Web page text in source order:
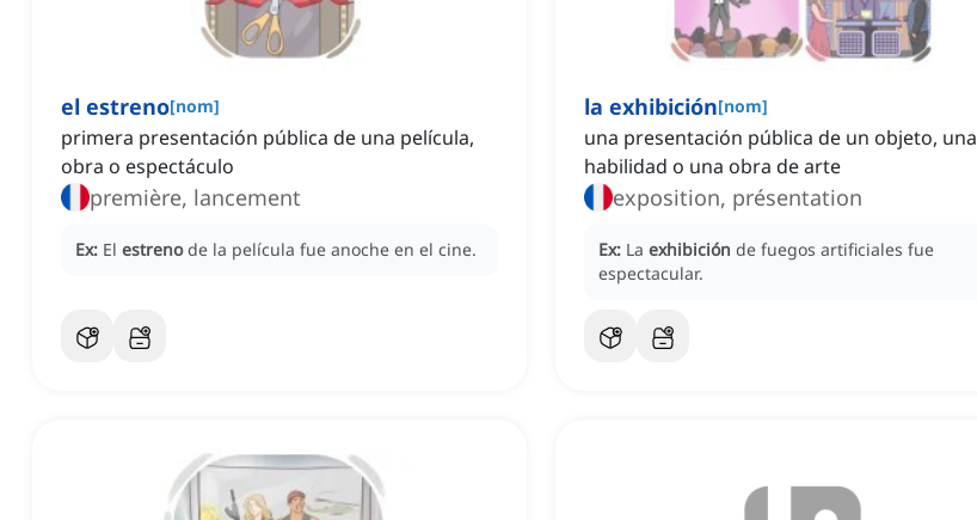
el estreno[nom]
primera presentación pública de una película,
obra o espectáculo
première, lancement
Ex: El estreno de la película fue anoche en el cine.
la exhibición[nom]
una presentación pública de un objeto, una
habilidad o una obra de arte
exposition, présentation
Ex: La exhibición de fuegos artificiales fue
espectacular.